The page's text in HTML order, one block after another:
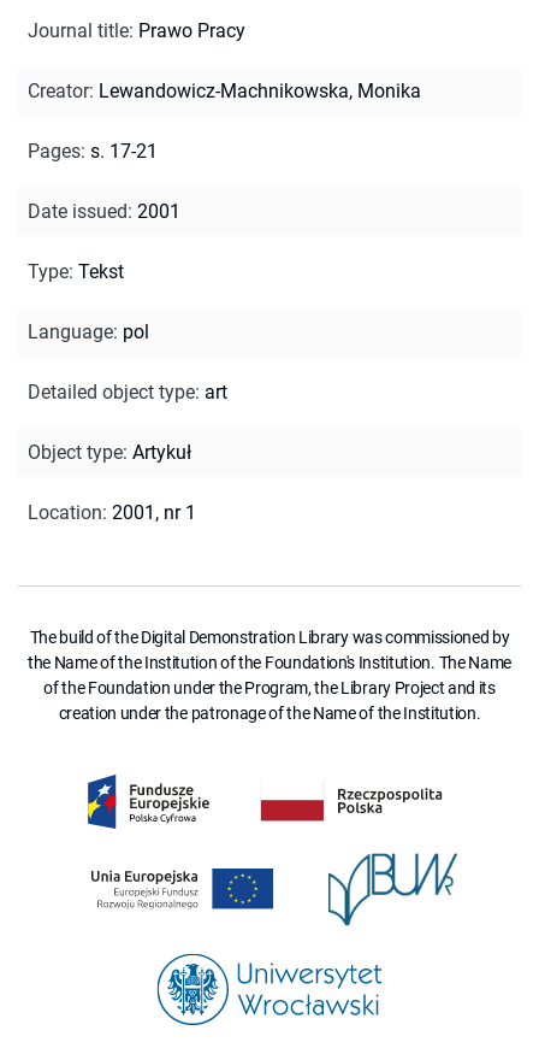
Journal title: Prawo Pracy
Creator: Lewandowicz-Machnikowska, Monika
Pages: s. 17-21
Date issued: 2001
Type: Tekst
Language: pol
Detailed object type: art
Object type: Artykuł
Location: 2001, nr 1
The build of the Digital Demonstration Library was commissioned by
the Name of the Institution of the Foundation's Institution. The Name
of the Foundation under the Program, the Library Project and its
creation under the patronage of the Name of the Institution.